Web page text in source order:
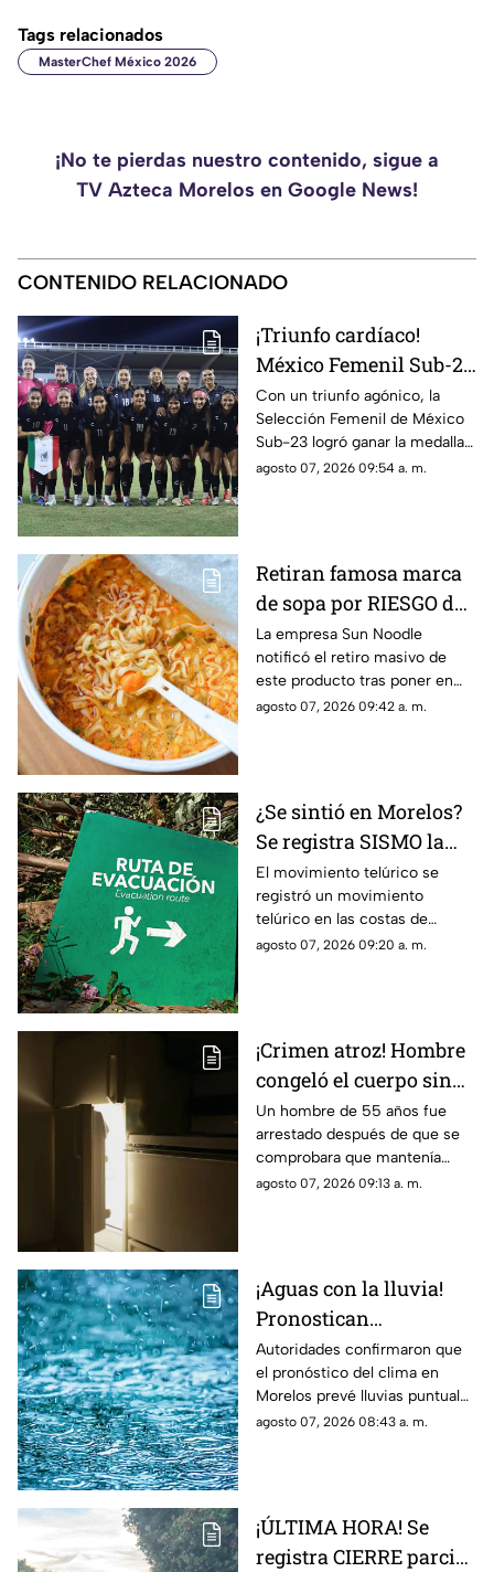
Tags relacionados
MasterChef México 2026
¡No te pierdas nuestro contenido, sigue a
TV Azteca Morelos en Google News!
CONTENIDO RELACIONADO
¡Triunfo cardíaco!
México Femenil Sub-23
vence en penales a
Colombia en la final de
los Juegos
Centroamericanos y del
Con un triunfo agónico, la
Selección Femenil de México
Sub-23 logró ganar la medalla
de oro en fútbol durante los
agosto 07, 2026 09:54 a. m.
Retiran famosa marca
de sopa por RIESGO de
alergia; autoridades
piden no consumir el
producto
La empresa Sun Noodle
notificó el retiro masivo de
este producto tras poner en
riesgo a una parte de la
agosto 07, 2026 09:42 a. m.
¿Se sintió en Morelos?
Se registra SISMO la
mañana de este viernes
7 de agosto
El movimiento telúrico se
registró un movimiento
telúrico en las costas de
Guerrero.
agosto 07, 2026 09:20 a. m.
¡Crimen atroz! Hombre
congeló el cuerpo sin
vida de su padre para
poder cobrar su
pensión; Lo hizo
durante más de dos
Un hombre de 55 años fue
arrestado después de que se
comprobara que mantenía
congelado el cuerpo sin vida
agosto 07, 2026 09:13 a. m.
¡Aguas con la lluvia!
Pronostican
precipitaciones muy
fuertes en Morelos
HOY; Lista de
municipios más
Autoridades confirmaron que
el pronóstico del clima en
Morelos prevé lluvias puntuales
muy fuertes de 50 a 75 mm
agosto 07, 2026 08:43 a. m.
¡ÚLTIMA HORA! Se
registra CIERRE parcial